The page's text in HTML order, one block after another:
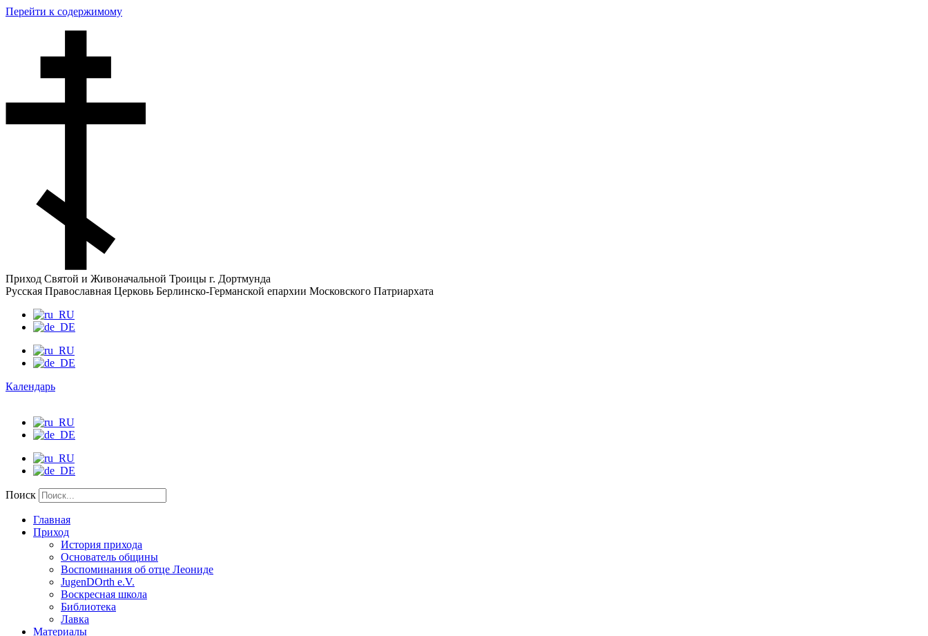
Перейти к содержимому
Приход Святой и Живоначальной Троицы г. Дортмунда
Русская Православная Церковь Берлинско-Германской епархии Московского Патриархата
Календарь
Поиск
Главная
Приход
История прихода
Основатель общины
Воспоминания об отце Леониде
JugenDOrth e.V.
Воскресная школа
Библиотека
Лавка
Материалы